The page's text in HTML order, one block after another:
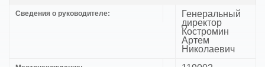
Сведения о руководителе:
Генеральный
директор
Костромин
Артем
Николаевич